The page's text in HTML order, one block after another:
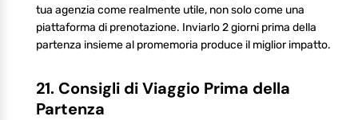
tua agenzia come realmente utile, non solo come una
piattaforma di prenotazione. Inviarlo 2 giorni prima della
partenza insieme al promemoria produce il miglior impatto.
21. Consigli di Viaggio Prima della
Partenza